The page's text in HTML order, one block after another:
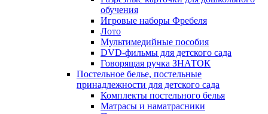
обучения
Игровые наборы Фребеля
Лото
Мультимедийные пособия
DVD-фильмы для детского сада
Говорящая ручка ЗНАТОК
Постельное белье, постельные
принадлежности для детского сада
Комплекты постельного белья
Матрасы и наматрасники